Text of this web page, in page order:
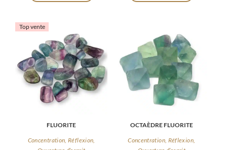
Top vente
FLUORITE
Concentration, Réflexion,
OCTAÈDRE FLUORITE
Concentration, Réflexion,